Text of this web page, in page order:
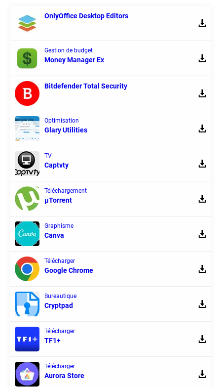
OnlyOffice Desktop Editors
Gestion de budget
Money Manager Ex
Bitdefender Total Security
Optimisation
Glary Utilities
TV
Captvty
Téléchargement
μTorrent
Graphisme
Canva
Télécharger
Google Chrome
Bureautique
Cryptpad
Télécharger
TF1+
Télécharger
Aurora Store